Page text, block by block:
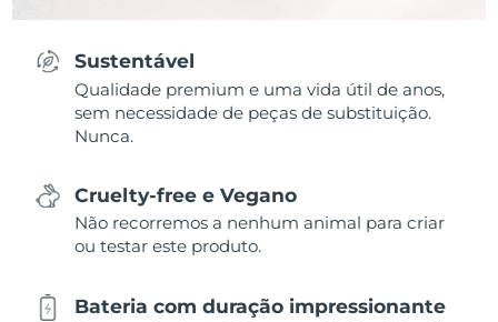
Sustentável
Qualidade premium e uma vida útil de anos,
sem necessidade de peças de substituição.
Nunca.
Cruelty-free e Vegano
Não recorremos a nenhum animal para criar
ou testar este produto.
Bateria com duração impressionante